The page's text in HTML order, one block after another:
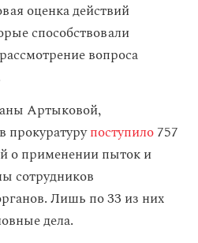
оценка действий
способствовали
вопроса
Артыковой,
прокуратурупоступило757
о применении пыток и
сотрудников
Лишь по 33 из них
дела.